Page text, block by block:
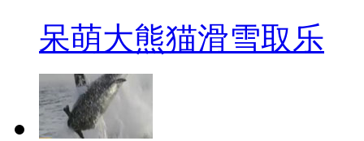
呆萌大熊猫滑雪取乐